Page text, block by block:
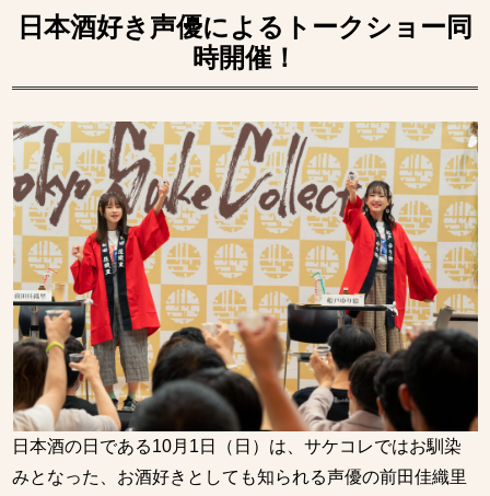
日本酒好き声優によるトークショー同
時開催！
日本酒の日である10月1日（日）は、サケコレではお馴染
みとなった、お酒好きとしても知られる声優の前田佳織里